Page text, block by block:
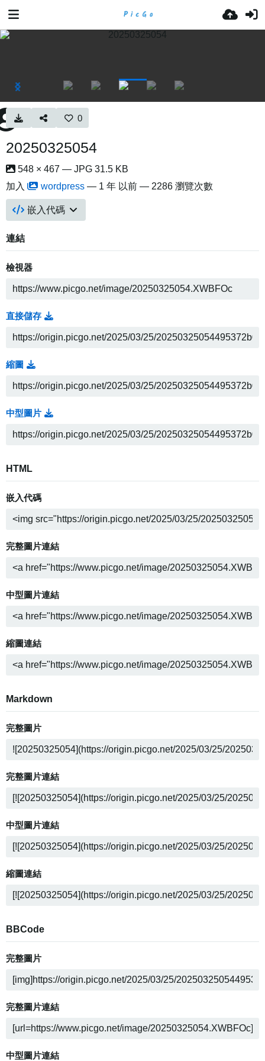
0
20250325054
548 × 467 — JPG 31.5 KB
加入
wordpress — 1 年 以前 — 2286 瀏覽次數
嵌入代碼
連結
檢視器
直接儲存
縮圖
中型圖片
HTML
嵌入代碼
完整圖片連結
中型圖片連結
縮圖連結
Markdown
完整圖片
完整圖片連結
中型圖片連結
縮圖連結
BBCode
完整圖片
完整圖片連結
中型圖片連結